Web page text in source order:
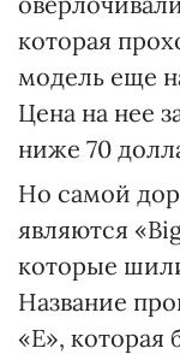
которая
модель еще
Цена на нее
ниже 70
Но самой
являются
которые
Название
«Е», которая